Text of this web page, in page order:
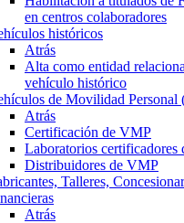
en centros colaboradores
históricos
Atrás
Alta como entidad
vehículo histórico
de Movilidad
Atrás
Certificación de VMP
Laboratorios certificadores
Distribuidores de VMP
Talleres,
Atrás